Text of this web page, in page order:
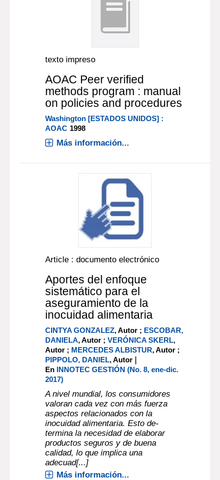
texto impreso
AOAC Peer verified
methods program : manual
on policies and procedures
Washington [ESTADOS UNIDOS] :
AOAC 1998
Más información...
Article : documento electrónico
Aportes del enfoque
sistemático para el
aseguramiento de la
inocuidad alimentaria
CINTYA GONZALEZ, Autor ; ESCOBAR,
DANIELA, Autor ;VERÓNICA SKERL,
Autor ; MERCEDES ALBISTUR, Autor ;
PIPPOLO, DANIEL, Autor |
En INNOTEC GESTIÓN (No. 8, ene-dic.
2017)
A nivel mundial, los consumidores
valoran cada vez con más fuerza
aspectos relacionados con la
inocuidad alimentaria. Esto de-
termina la necesidad de elaborar
productos seguros y de buena
calidad, lo que implica una
adecuad[...]
Más información...